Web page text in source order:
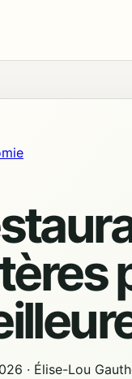
· Élise-Lou